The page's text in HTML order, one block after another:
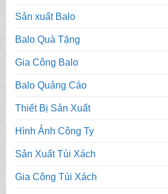
Sản xuất Balo
Balo Quà Tặng
Gia Công Balo
Balo Quảng Cáo
Thiết Bị Sản Xuất
Hình Ảnh Công Ty
Sản Xuất Túi Xách
Gia Công Túi Xách